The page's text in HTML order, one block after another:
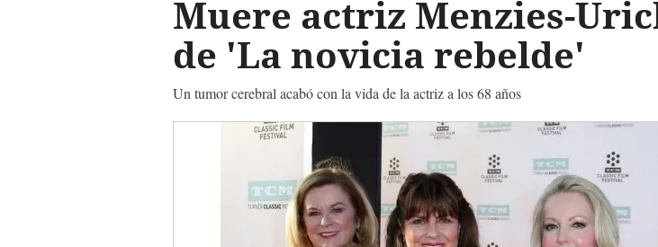
Muere actriz Menzies-
de 'La novicia rebelde'
Un tumor cerebral acabó con la vida de la actriz a los 68 años